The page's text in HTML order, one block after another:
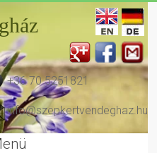
+36 70 5251821
info@szepkertvendeghaz.hu